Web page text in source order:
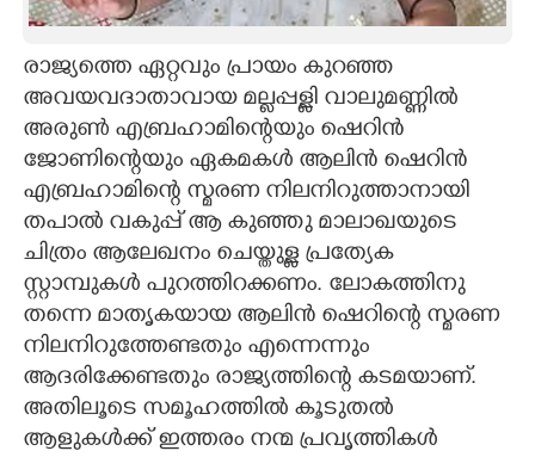
ART
ASTRO
CARTOONS
LITERATURE
ZOOM
CONTACT US
രാജ്യത്തെ ഏറ്റവും പ്രായം കുറഞ്ഞ
അവയവദാതാവായ മല്ലപ്പള്ളി വാലുമണ്ണിൽ
അരുൺ എബ്രഹാമിന്റെയും ഷെറിൻ
ജോണിന്റെയും ഏകമകൾ ആലിൻ ഷെറിൻ
എബ്രഹാമിന്റെ സ്മരണ നിലനിറുത്താനായി
തപാൽ വകുപ്പ് ആ കു‌ഞ്ഞു മാലാഖയുടെ
ചിത്രം ആലേഖനം ചെയ്തുള്ള പ്രത്യേക
സ്റ്റാമ്പുകൾ പുറത്തിറക്കണം. ലോകത്തിനു
തന്നെ മാതൃകയായ ആലിൻ ഷെറിന്റെ സ്മരണ
നിലനിറുത്തേണ്ടതും എന്നെന്നും
ആദരിക്കേണ്ടതും രാജ്യത്തിന്റെ കടമയാണ്.
അതിലൂടെ സമൂഹത്തിൽ കൂടുതൽ
ആളുകൾക്ക് ഇത്തരം നന്മ പ്രവൃത്തികൾ